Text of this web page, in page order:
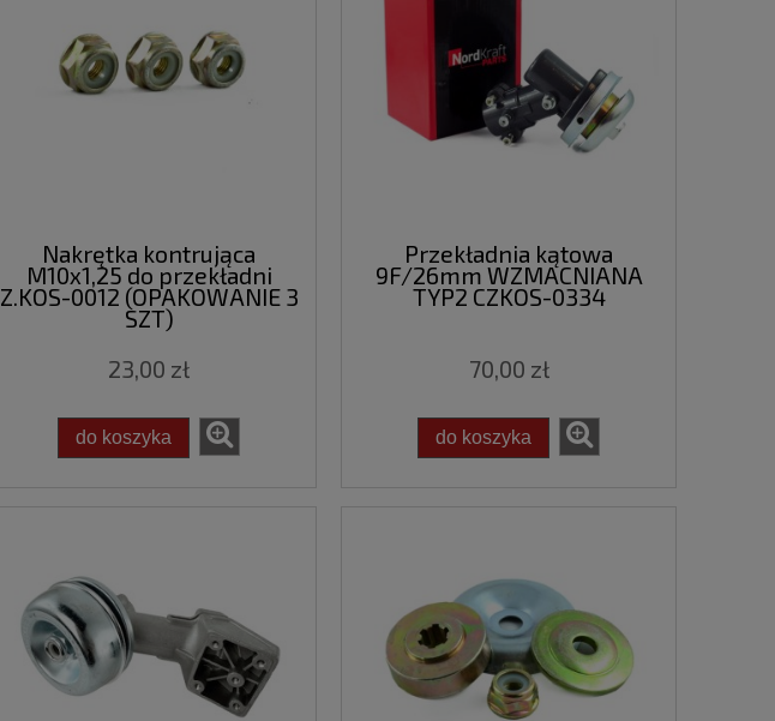
Nakrętka kontrująca
M10x1,25 do przekładni
Z.KOS-0012 (OPAKOWANIE 3
SZT)
23,00 zł
do koszyka
Przekładnia kątowa
9F/26mm WZMACNIANA
TYP2 CZKOS-0334
70,00 zł
do koszyka